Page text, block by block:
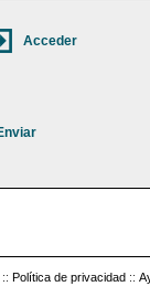
:: Política de privacidad ::